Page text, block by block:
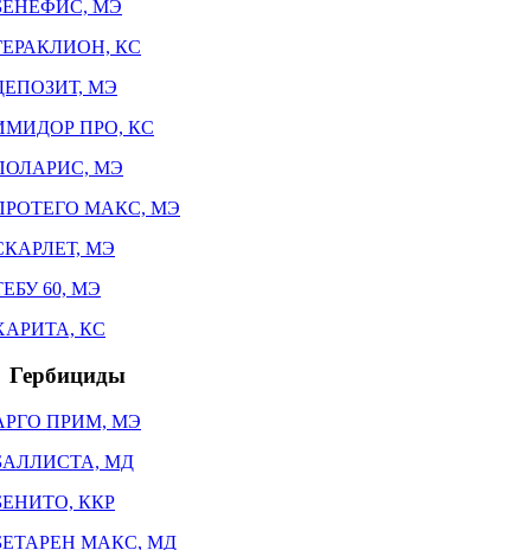
МЭ
КС
МЭ
ПРО, КС
МЭ
МАКС, МЭ
МЭ
60, МЭ
КС
Гербициды
ПРИМ, МЭ
МД
ККР
МАКС, МД